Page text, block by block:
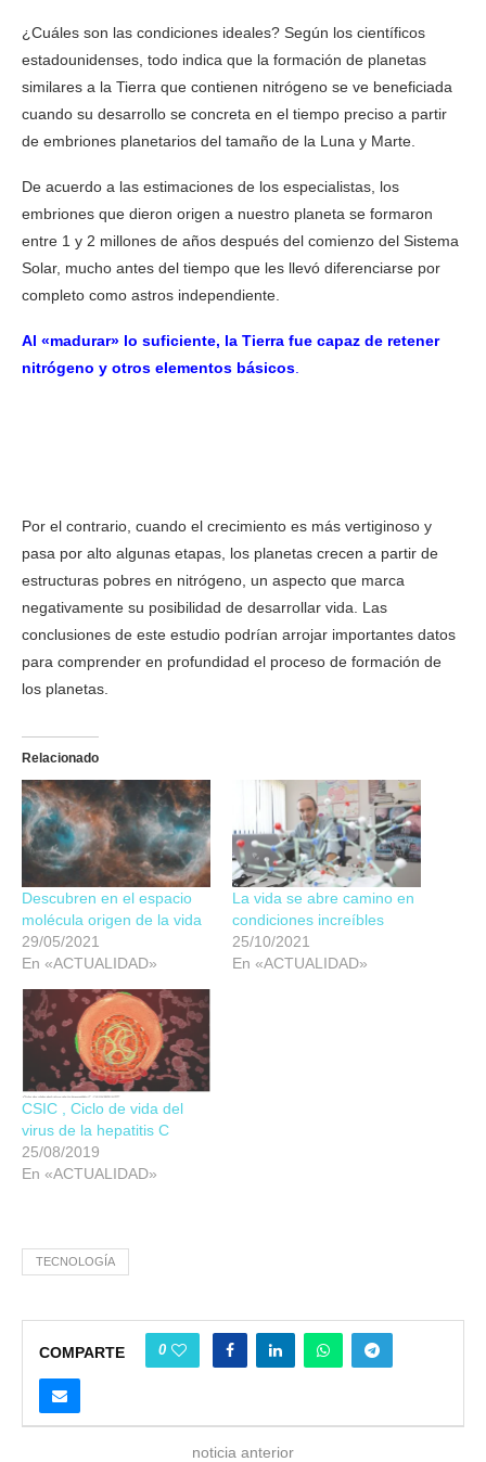
¿Cuáles son las condiciones ideales? Según los científicos
estadounidenses, todo indica que la formación de planetas
similares a la Tierra que contienen nitrógeno se ve beneficiada
cuando su desarrollo se concreta en el tiempo preciso a partir
de embriones planetarios del tamaño de la Luna y Marte.
De acuerdo a las estimaciones de los especialistas, los
embriones que dieron origen a nuestro planeta se formaron
entre 1 y 2 millones de años después del comienzo del Sistema
Solar, mucho antes del tiempo que les llevó diferenciarse por
completo como astros independiente.
Al «madurar» lo suficiente, la Tierra fue capaz de retener
nitrógeno y otros elementos básicos
Por el contrario, cuando el crecimiento es más vertiginoso y
pasa por alto algunas etapas, los planetas crecen a partir de
estructuras pobres en nitrógeno, un aspecto que marca
negativamente su posibilidad de desarrollar vida. Las
conclusiones de este estudio podrían arrojar importantes datos
para comprender en profundidad el proceso de formación de
los planetas.
Relacionado
Descubren en el espacio
molécula origen de la vida
29/05/2021
En «ACTUALIDAD»
La vida se abre camino en
condiciones increíbles
25/10/2021
En «ACTUALIDAD»
CSIC , Ciclo de vida del
virus de la hepatitis C
25/08/2019
En «ACTUALIDAD»
TECNOLOGÍA
COMPARTE 0
noticia anterior